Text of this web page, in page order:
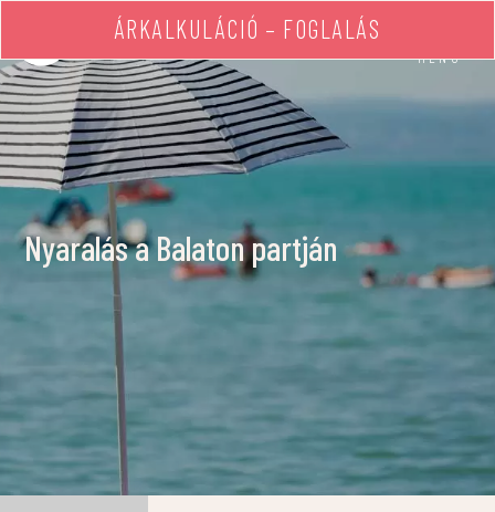
MENÜ
ÁRKALKULÁCIÓ – FOGLALÁS
Nyaralás a Balaton partján